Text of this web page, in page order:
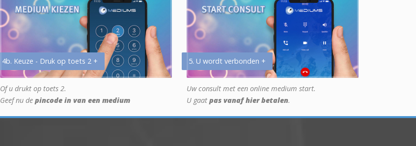
4b. Keuze - Druk op toets 2 +
Of u drukt op toets 2.
Geef nu de pincode in van een medium
5. U wordt verbonden +
Uw consult met een online medium start.
U gaat pas vanaf hier betalen.